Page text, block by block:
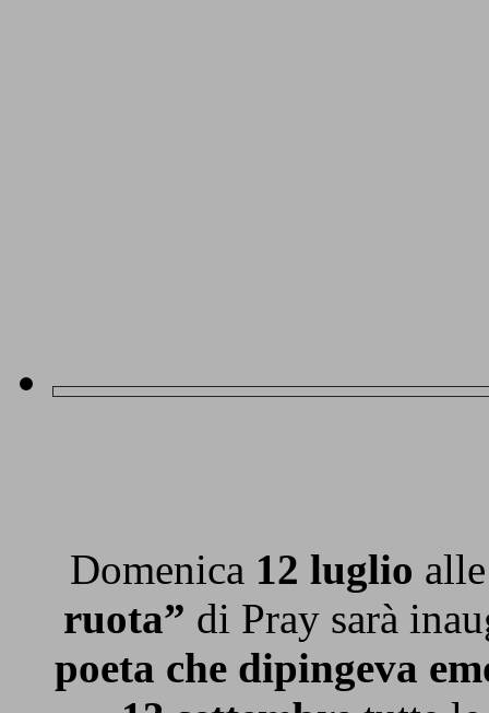
Domenica 12 luglio
ruota” di Pray sarà
poeta che dipingeva